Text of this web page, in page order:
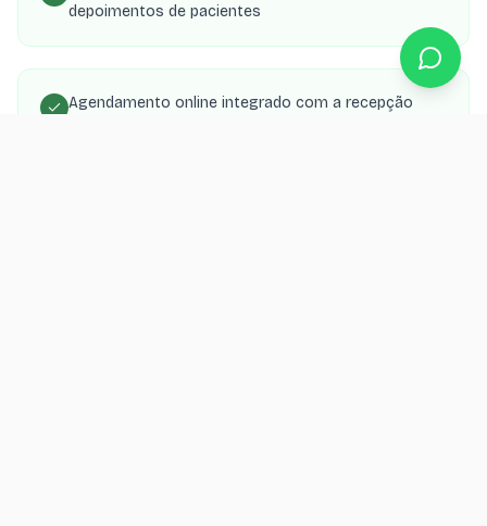
depoimentos de pacientes
Agendamento online integrado com a recepção